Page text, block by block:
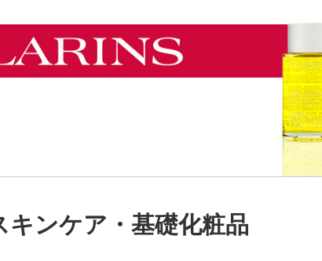
キンケア・基礎化粧品